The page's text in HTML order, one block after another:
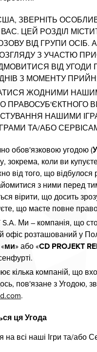
ЗВЕРНІТЬ
ЦЕЙ РОЗДІЛ
ВІД ГРУПИ
З УЧАСТЮ
ВІД УГОДИ
З МОМЕНТУ
ЖОДНИМИ
ПРАВОСУБ'ЄКТНОГО
НАШИМИ
ТА/АБО
обов'язковою угодою (
зокрема, коли ви
від того, що
з ними перед
вірити, що досить
що маєте повне право
S.A. Ми – компанія, що
офіс розташований у
ми» або «CD PROJEKT
кілька компаній, що
пов'язане з Угодою,
.
ця Угода
на всі наші Ігри та/або